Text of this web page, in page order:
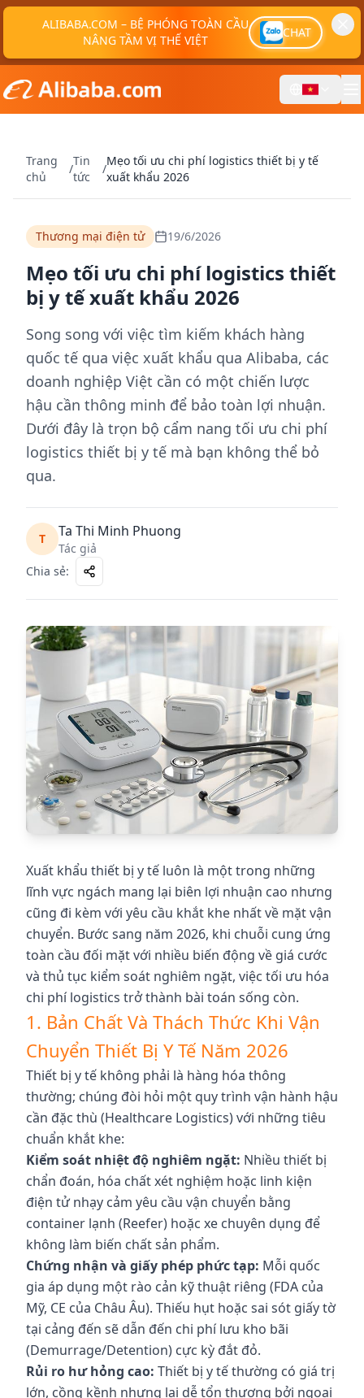
ALIBABA.COM – BỆ PHÓNG TOÀN CẦU
NÂNG TẦM VỊ THẾ VIỆT
CHAT
Trang
chủ
/
Tin
tức
/
Mẹo tối ưu chi phí logistics thiết bị y tế
xuất khẩu 2026
Thương mại điện tử 19/6/2026
Mẹo tối ưu chi phí logistics thiết
bị y tế xuất khẩu 2026
Song song với việc tìm kiếm khách hàng
quốc tế qua việc xuất khẩu qua Alibaba, các
doanh nghiệp Việt cần có một chiến lược
hậu cần thông minh để bảo toàn lợi nhuận.
Dưới đây là trọn bộ cẩm nang tối ưu chi phí
logistics thiết bị y tế mà bạn không thể bỏ
qua.
T Ta Thi Minh Phuong
Tác giả
Chia sẻ:
Xuất khẩu thiết bị y tế luôn là một trong những
lĩnh vực ngách mang lại biên lợi nhuận cao nhưng
cũng đi kèm với yêu cầu khắt khe nhất về mặt vận
chuyển. Bước sang năm 2026, khi chuỗi cung ứng
toàn cầu đối mặt với nhiều biến động về giá cước
và thủ tục kiểm soát nghiêm ngặt, việc tối ưu hóa
chi phí logistics trở thành bài toán sống còn.
1. Bản Chất Và Thách Thức Khi Vận
Chuyển Thiết Bị Y Tế Năm 2026
Thiết bị y tế không phải là hàng hóa thông
thường; chúng đòi hỏi một quy trình vận hành hậu
cần đặc thù (Healthcare Logistics) với những tiêu
chuẩn khắt khe:
Kiểm soát nhiệt độ nghiêm ngặt: Nhiều thiết bị
chẩn đoán, hóa chất xét nghiệm hoặc linh kiện
điện tử nhạy cảm yêu cầu vận chuyển bằng
container lạnh (Reefer) hoặc xe chuyên dụng để
không làm biến chất sản phẩm.
Chứng nhận và giấy phép phức tạp: Mỗi quốc
gia áp dụng một rào cản kỹ thuật riêng (FDA của
Mỹ, CE của Châu Âu). Thiếu hụt hoặc sai sót giấy tờ
tại cảng đến sẽ dẫn đến chi phí lưu kho bãi
(Demurrage/Detention) cực kỳ đắt đỏ.
Rủi ro hư hỏng cao: Thiết bị y tế thường có giá trị
lớn, cồng kềnh nhưng lại dễ tổn thương bởi ngoại